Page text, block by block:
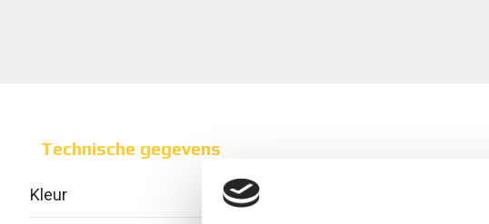
Technische gegevens
Kleur